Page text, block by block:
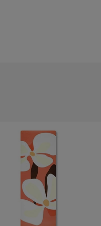
są wzdłuż całej
materiału bardziej
nic poprawiać w trakcie
na zimnej podłodze.
stopni, bez wirowania.
opiniiklientów.